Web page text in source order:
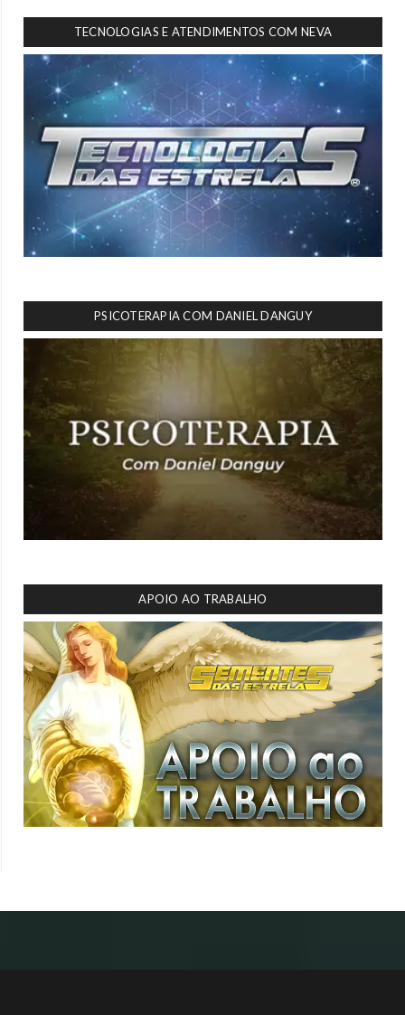
TECNOLOGIAS E ATENDIMENTOS COM NEVA
PSICOTERAPIA COM DANIEL DANGUY
APOIO AO TRABALHO